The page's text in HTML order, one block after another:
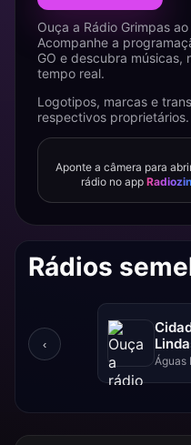
Ouça a Rádio Grimpas
Acompanhe a
GO e descubra músicas,
tempo real.
Logotipos, marcas e
respectivos proprietários.
Aponte a câmera para
rádio no app Radiozin
Rádios
‹
FM
Águas